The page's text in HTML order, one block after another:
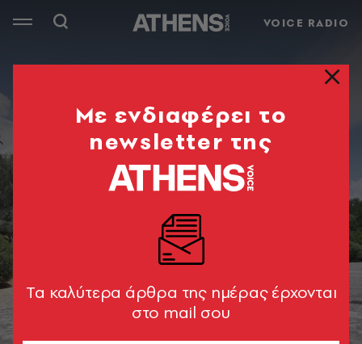
VOICE RADIO
Mε ενδιαφέρει το
newsletter της
Tα καλύτερα άρθρα της ημέρας έρχονται
στο mail σου